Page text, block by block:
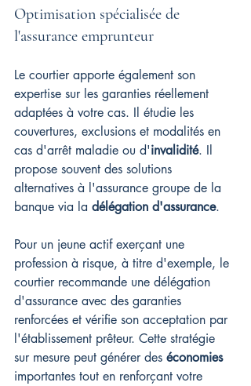
Optimisation spécialisée de
l'assurance emprunteur
Le courtier apporte également son
expertise sur les garanties réellement
adaptées à votre cas. Il étudie les
couvertures, exclusions et modalités en
cas d'arrêt maladie ou d'invalidité. Il
propose souvent des solutions
alternatives à l'assurance groupe de la
banque via la délégation d'assurance.
Pour un jeune actif exerçant une
profession à risque, à titre d'exemple, le
courtier recommande une délégation
d'assurance avec des garanties
renforcées et vérifie son acceptation par
l'établissement prêteur. Cette stratégie
sur mesure peut générer des économies
importantes tout en renforçant votre